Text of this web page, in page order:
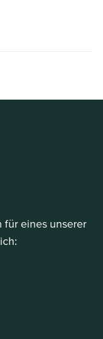
für eines unserer